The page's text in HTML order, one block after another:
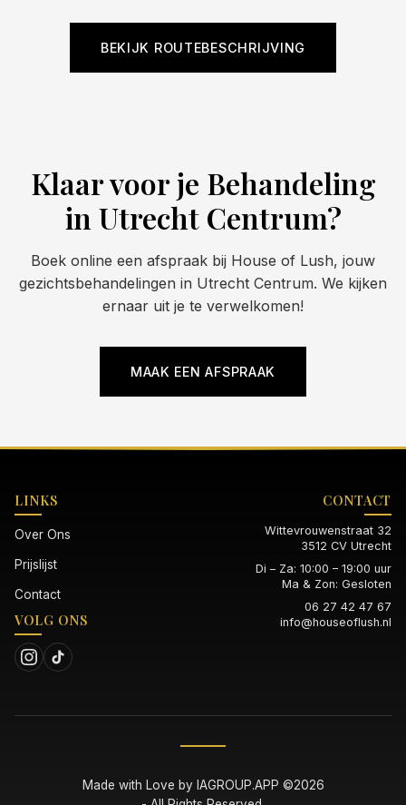
BEKIJK ROUTEBESCHRIJVING
Klaar voor je Behandeling
in Utrecht Centrum?
Boek online een afspraak bij House of Lush, jouw
gezichtsbehandelingen in Utrecht Centrum. We kijken
ernaar uit je te verwelkomen!
MAAK EEN AFSPRAAK
LINKS
Over Ons
Prijslijst
Contact
VOLG ONS
CONTACT
Wittevrouwenstraat 32
3512 CV Utrecht
Di – Za: 10:00 – 19:00 uur
Ma & Zon: Gesloten
06 27 42 47 67
info@houseoflush.nl
Made with Love by IAGROUP.APP ©2026